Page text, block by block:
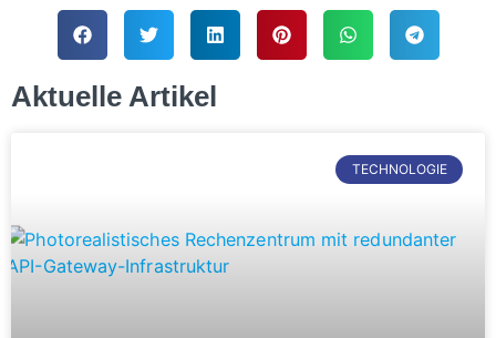
Aktuelle Artikel
TECHNOLOGIE